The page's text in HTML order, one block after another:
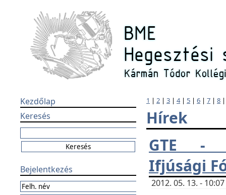
Kezdőlap
Keresés
Bejelentkezés
1 | 2 | 3 | 4| 5 | 6 | 7 | 8
Hírek
GTE -
Ifjúsági
2012. 05. 13. -